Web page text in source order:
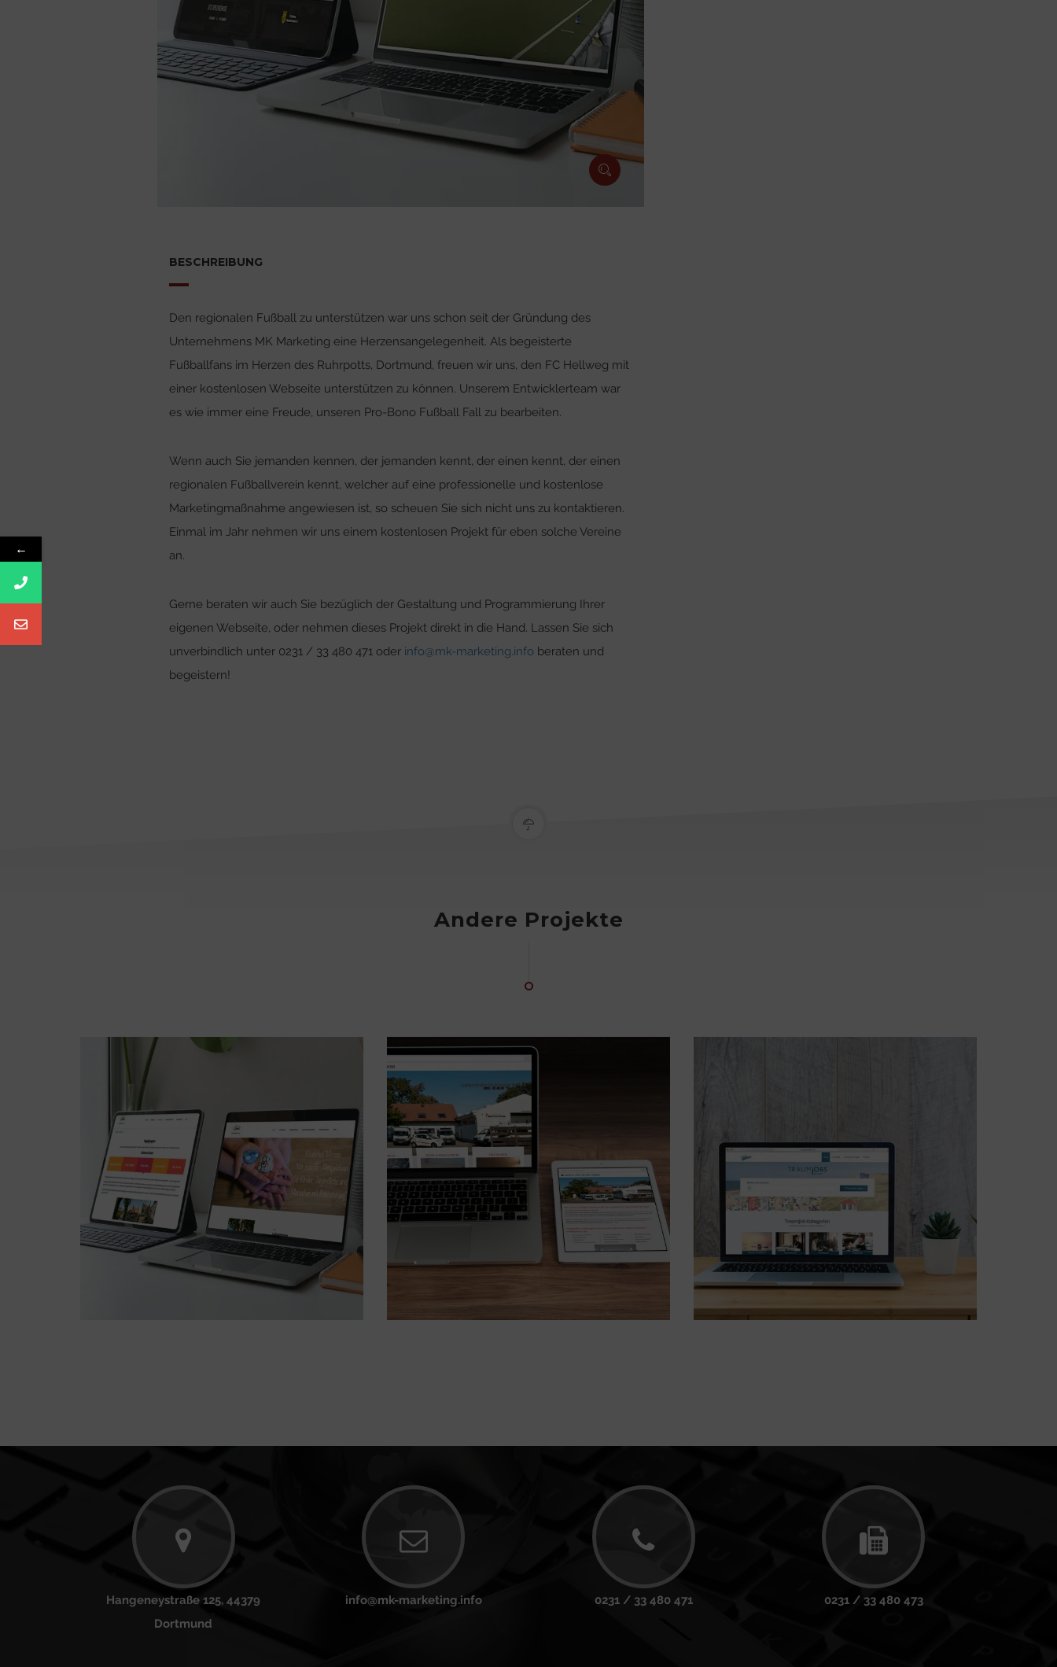
BESCHREIBUNG
Den regionalen Fußball zu unterstützen war uns schon seit der Gründung des
Unternehmens MK Marketing eine Herzensangelegenheit. Als begeisterte
Fußballfans im Herzen des Ruhrpotts, Dortmund, freuen wir uns, den FC Hellweg mit
einer kostenlosen Webseite unterstützen zu können. Unserem Entwicklerteam war
es wie immer eine Freude, unseren Pro-Bono Fußball Fall zu bearbeiten.
Wenn auch Sie jemanden kennen, der jemanden kennt, der einen kennt, der einen
regionalen Fußballverein kennt, welcher auf eine professionelle und kostenlose
Marketingmaßnahme angewiesen ist, so scheuen Sie sich nicht uns zu kontaktieren.
Einmal im Jahr nehmen wir uns einem kostenlosen Projekt für eben solche Vereine
an.
Gerne beraten wir auch Sie bezüglich der Gestaltung und Programmierung Ihrer
eigenen Webseite, oder nehmen dieses Projekt direkt in die Hand. Lassen Sie sich
unverbindlich unter 0231 / 33 480 471 oder info@mk-marketing.info beraten und
begeistern!
Andere Projekte
Hangeneystraße 125, 44379
Dortmund
info@mk-marketing.info 0231 / 33 480 471 0231 / 33 480 473
←